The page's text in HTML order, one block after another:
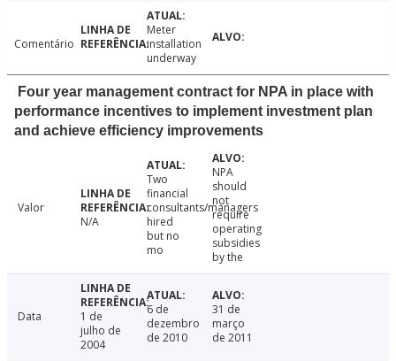
Comentário
Meter
installation
underway
Four year management contract for NPA in place with
performance incentives to implement investment plan
and achieve efficiency improvements
Valor
N/A
Two
financial
consultants/managers
hired
but no
mo
NPA
should
not
require
operating
subsidies
by the
Data
1 de
julho de
2004
6 de
dezembro
de 2010
31 de
março
de 2011